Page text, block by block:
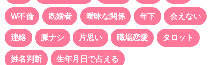
W不倫 既婚者 曖昧な関係 年下 会えない
連絡 脈ナシ 片思い 職場恋愛 タロット
姓名判断 生年月日で占える